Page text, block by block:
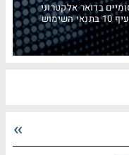
בדואר אלקטרוני